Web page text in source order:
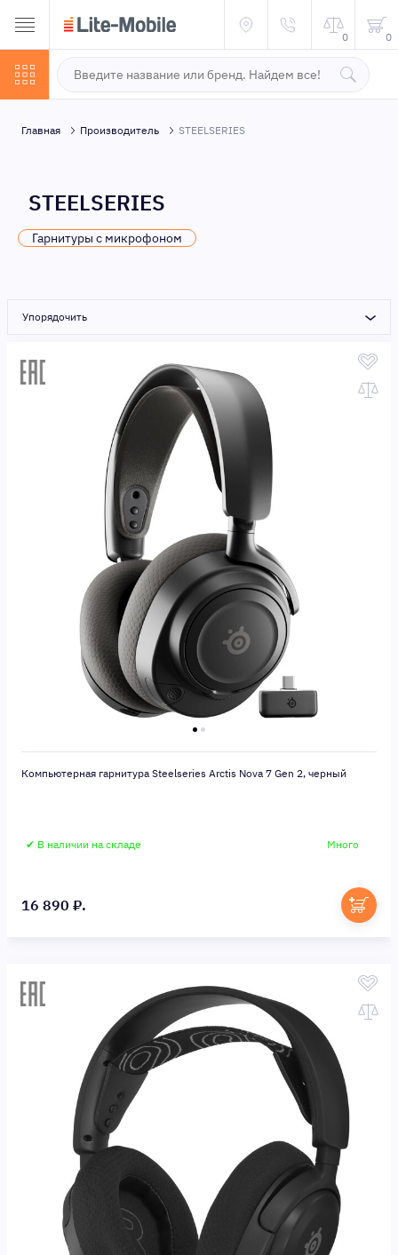
0 0
Главная Производитель STEELSERIES
STEELSERIES
Гарнитуры с микрофоном
Упорядочить
Компьютерная гарнитура Steelseries Arctis Nova 7 Gen 2, черный
✔ В наличии на складе Много
16 890 ₽.